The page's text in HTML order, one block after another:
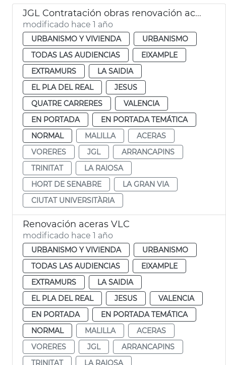
JGL Contratación obras renovación aceras València
modificado hace 1 año
URBANISMO Y VIVIENDA
URBANISMO
TODAS LAS AUDIENCIAS
EIXAMPLE
EXTRAMURS
LA SAIDIA
EL PLA DEL REAL
JESUS
QUATRE CARRERES
VALENCIA
EN PORTADA
EN PORTADA TEMÁTICA
NORMAL
MALILLA
ACERAS
VORERES
JGL
ARRANCAPINS
TRINITAT
LA RAIOSA
HORT DE SENABRE
LA GRAN VIA
CIUTAT UNIVERSITÀRIA
Renovación aceras VLC
modificado hace 1 año
URBANISMO Y VIVIENDA
URBANISMO
TODAS LAS AUDIENCIAS
EIXAMPLE
EXTRAMURS
LA SAIDIA
EL PLA DEL REAL
JESUS
VALENCIA
EN PORTADA
EN PORTADA TEMÁTICA
NORMAL
MALILLA
ACERAS
VORERES
JGL
ARRANCAPINS
TRINITAT
LA RAIOSA